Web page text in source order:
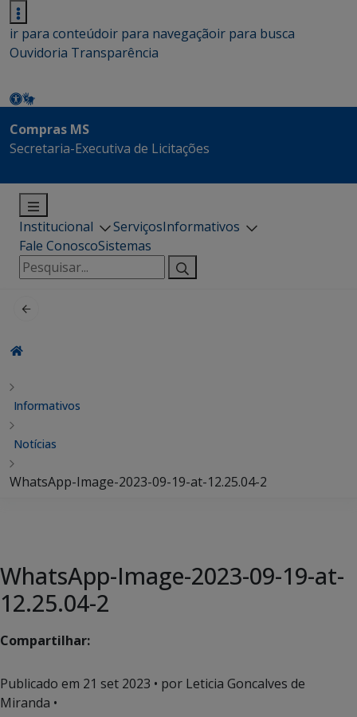
ir para conteúdoir para navegaçãoir para busca
Ouvidoria Transparência
Compras MS
Secretaria-Executiva de Licitações
Institucional ServiçosInformativos
Fale ConoscoSistemas
Pesquisar
por:
Informativos
Notícias
WhatsApp-Image-2023-09-19-at-12.25.04-2
WhatsApp-Image-2023-09-19-at-
12.25.04-2
Compartilhar:
Publicado em 21 set 2023 • por Leticia Goncalves de
Miranda •